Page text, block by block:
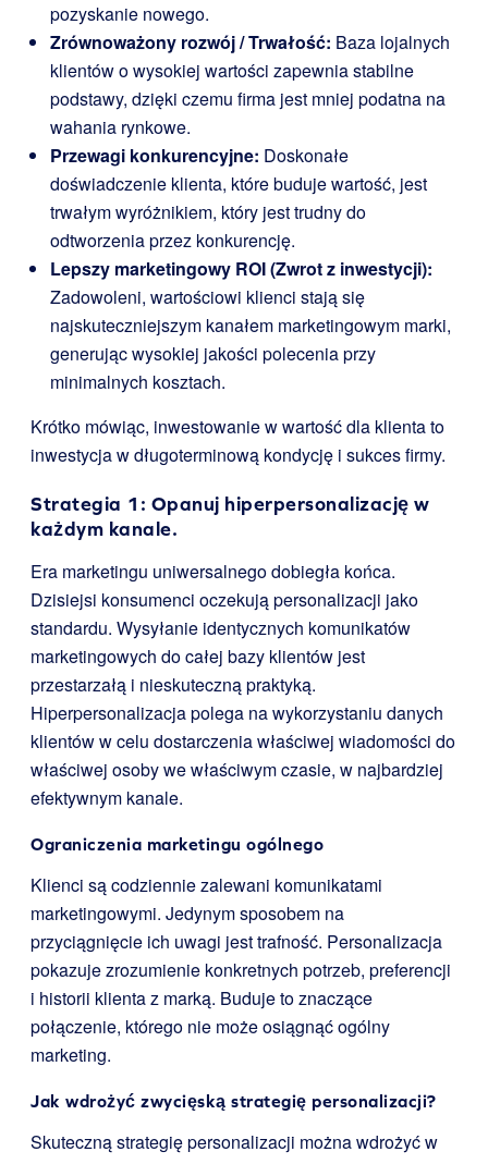
pozyskanie nowego.
Zrównoważony rozwój / Trwałość: Baza lojalnych
klientów o wysokiej wartości zapewnia stabilne
podstawy, dzięki czemu firma jest mniej podatna na
wahania rynkowe.
Przewagi konkurencyjne: Doskonałe
doświadczenie klienta, które buduje wartość, jest
trwałym wyróżnikiem, który jest trudny do
odtworzenia przez konkurencję.
Lepszy marketingowy ROI (Zwrot z inwestycji):
Zadowoleni, wartościowi klienci stają się
najskuteczniejszym kanałem marketingowym marki,
generując wysokiej jakości polecenia przy
minimalnych kosztach.
Krótko mówiąc, inwestowanie w wartość dla klienta to
inwestycja w długoterminową kondycję i sukces firmy.
Strategia 1: Opanuj hiperpersonalizację w
każdym kanale.
Era marketingu uniwersalnego dobiegła końca.
Dzisiejsi konsumenci oczekują personalizacji jako
standardu. Wysyłanie identycznych komunikatów
marketingowych do całej bazy klientów jest
przestarzałą i nieskuteczną praktyką.
Hiperpersonalizacja polega na wykorzystaniu danych
klientów w celu dostarczenia właściwej wiadomości do
właściwej osoby we właściwym czasie, w najbardziej
efektywnym kanale.
Ograniczenia marketingu ogólnego
Klienci są codziennie zalewani komunikatami
marketingowymi. Jedynym sposobem na
przyciągnięcie ich uwagi jest trafność. Personalizacja
pokazuje zrozumienie konkretnych potrzeb, preferencji
i historii klienta z marką. Buduje to znaczące
połączenie, którego nie może osiągnąć ogólny
marketing.
Jak wdrożyć zwycięską strategię personalizacji?
Skuteczną strategię personalizacji można wdrożyć w